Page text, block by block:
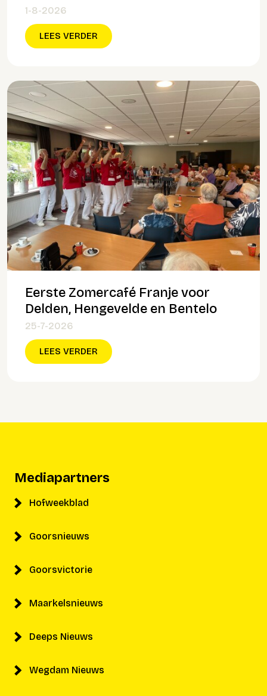
1-8-2026
LEES VERDER
Eerste Zomercafé Franje voor
Delden, Hengevelde en Bentelo
25-7-2026
LEES VERDER
Mediapartners
Hofweekblad
Goorsnieuws
Goorsvictorie
Maarkelsnieuws
Deeps Nieuws
Wegdam Nieuws